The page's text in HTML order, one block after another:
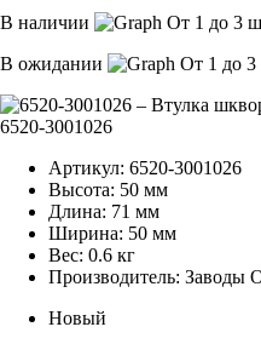
В наличии
От 1 до 3
В ожидании
От 1 до 3
Артикул: 6520-3001026
Высота: 50 мм
Длина: 71 мм
Ширина: 50 мм
Вес: 0.6 кг
Производитель: Заводы
Новый